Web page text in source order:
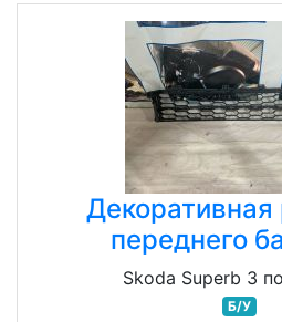
переднего
Skoda Superb 3
Б/У